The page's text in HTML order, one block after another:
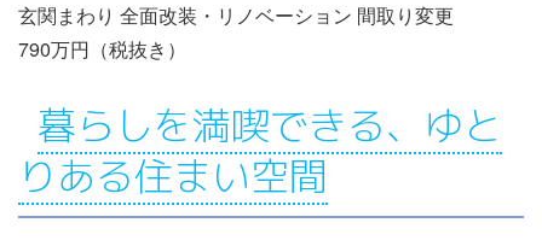
玄関まわり 全面改装・リノベーション 間取り変更
790万円（税抜き）
暮らしを満喫できる、ゆと
りある住まい空間